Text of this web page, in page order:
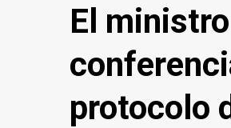
El
protocolo